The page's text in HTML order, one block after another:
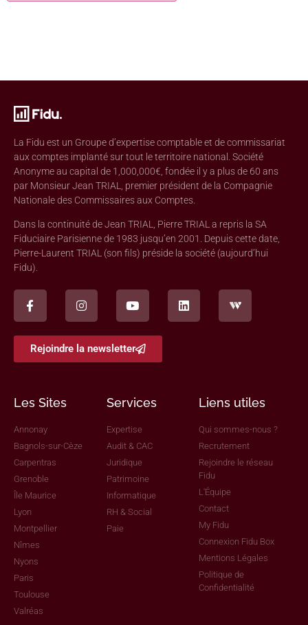
La Fidu est un Groupe d’expertise comptable et de commissariat
aux comptes implanté sur tout le territoire national. Société
Anonyme au capital de 1,000,000€, fondée il y a plus de 60 ans
par Monsieur Jean TRIAL, premier président de la Compagnie
Nationale des Commissaires aux Comptes.
Dans la continuité de Jean TRIAL, Pierre TRIAL a repris la SA
Fiduciaire Parisienne de 1983 jusqu’en 2001. Depuis cette date,
Pierre-Laurent TRIAL (son fils) préside la société (aujourd’hui
Fidu).
Rejoindre la newsletter
Les Sites
Annonay
Bagnols-sur-Cèze
Carpentras
Grenoble
Île Maurice
Lyon
Montpellier
Nîmes
Nyons
Paris
Toulouse
Valréas
Services
Expertise
Audit & CAC
Juridique
Patrimoine
Informatique
RH & Social
Paie
Liens utiles
Qui sommes-nous ?
Recrutement
Rejoindre le réseau
Fidu
L'Équipe
Contact
My Fidu
Connexion Fidu Box
Mentions Légales
Politique de
Confidentialité